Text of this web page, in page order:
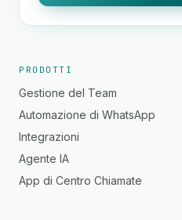
PRODOTTI
Gestione del Team
Automazione di WhatsApp
Integrazioni
Agente IA
App di Centro Chiamate